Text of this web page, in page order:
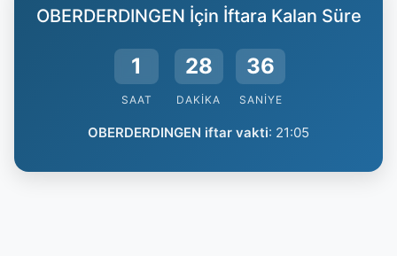
OBERDERDINGEN İçin İftara Kalan Süre
1
SAAT
28
DAKIKA
35
SANIYE
OBERDERDINGEN iftar vakti: 21:05